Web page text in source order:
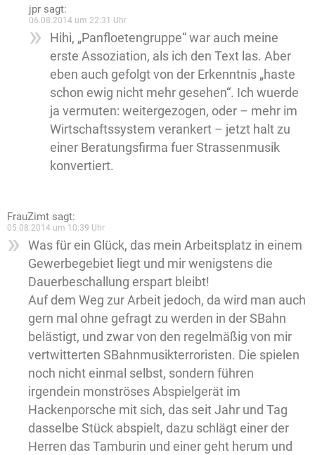
jpr sagt:
06.08.2014 um 22:31 Uhr
Hihi, „Panfloetengruppe“ war auch meine
erste Assoziation, als ich den Text las. Aber
eben auch gefolgt von der Erkenntnis „haste
schon ewig nicht mehr gesehen“. Ich wuerde
ja vermuten: weitergezogen, oder – mehr im
Wirtschaftssystem verankert – jetzt halt zu
einer Beratungsfirma fuer Strassenmusik
konvertiert.
FrauZimt sagt:
05.08.2014 um 10:39 Uhr
Was für ein Glück, das mein Arbeitsplatz in einem
Gewerbegebiet liegt und mir wenigstens die
Dauerbeschallung erspart bleibt!
Auf dem Weg zur Arbeit jedoch, da wird man auch
gern mal ohne gefragt zu werden in der SBahn
belästigt, und zwar von den regelmäßig von mir
vertwitterten SBahnmusikterroristen. Die spielen
noch nicht einmal selbst, sondern führen
irgendein monströses Abspielgerät im
Hackenporsche mit sich, das seit Jahr und Tag
dasselbe Stück abspielt, dazu schlägt einer der
Herren das Tamburin und einer geht herum und